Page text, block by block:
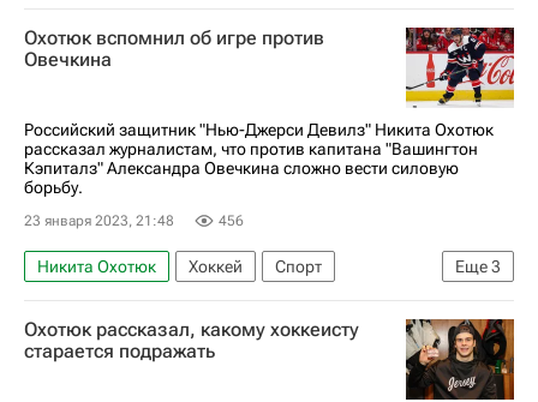
Национальная хоккейная лига (НХЛ)
Нью-Джерси Девилз
Сан-Хосе Шаркс
Охотюк вспомнил об игре против
Овечкина
Российский защитник "Нью-Джерси Девилз" Никита Охотюк
рассказал журналистам, что против капитана "Вашингтон
Кэпиталз" Александра Овечкина сложно вести силовую
борьбу.
23 января 2023, 21:48 456
Еще3
Никита Охотюк Хоккей
Спорт
Александр Овечкин
Нью-Джерси Девилз
Вашингтон Кэпиталз
Охотюк рассказал, какому хоккеисту
старается подражать